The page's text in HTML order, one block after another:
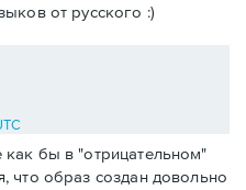
от русского :)
бы в "отрицательном"
что образ создан довольно